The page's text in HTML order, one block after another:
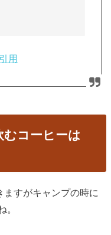
用
コーヒーは
すがキャンプの時に
。